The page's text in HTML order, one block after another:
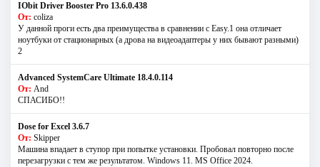
IObit Driver Booster Pro 13.6.0.438
От: coliza
У данной проги есть два преимущества в сравнении с Easy.1 она отличает
ноутбуки от стационарных (а дрова на видеоадаптеры у них бывают разными)
2
Advanced SystemCare Ultimate 18.4.0.114
От: And
СПАСИБО!!
Dose for Excel 3.6.7
От: Skipper
Машина впадает в ступор при попытке установки. Пробовал повторно после
перезагрузки с тем же результатом. Windows 11. MS Offiсe 2024.